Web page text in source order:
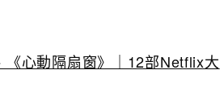
《心動隔扇窗》｜12部Netflix大